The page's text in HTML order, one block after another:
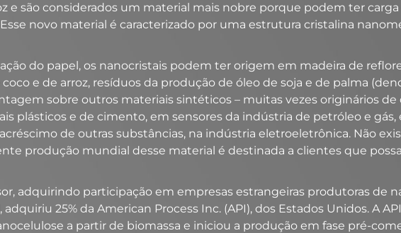
e são considerados um material mais nobre porque podem ter
novo material é caracterizado por uma estrutura cristalina
do papel, os nanocristais podem ter origem em madeira de
e de arroz, resíduos da produção de óleo de soja e de palma
sobre outros materiais sintéticos – muitas vezes originários de
plásticos e de cimento, em sensores da indústria de petróleo e
de outras substâncias, na indústria eletroeletrônica. Não
produção mundial desse material é destinada a clientes que
adquirindo participação em empresas estrangeiras produtoras de
25% da American Process Inc. (API), dos Estados Unidos. A
a partir de biomassa e iniciou a produção em fase pré-